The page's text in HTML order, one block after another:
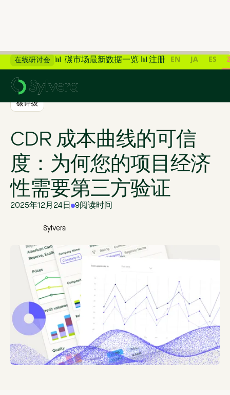
在线研讨会 📊 碳市场最新数据一览 📊注册 EN JA ES
碳评级
CDR 成本曲线的可信
度：为何您的项目经济
性需要第三方验证
2025年12月24日 9阅读时间
Sylvera